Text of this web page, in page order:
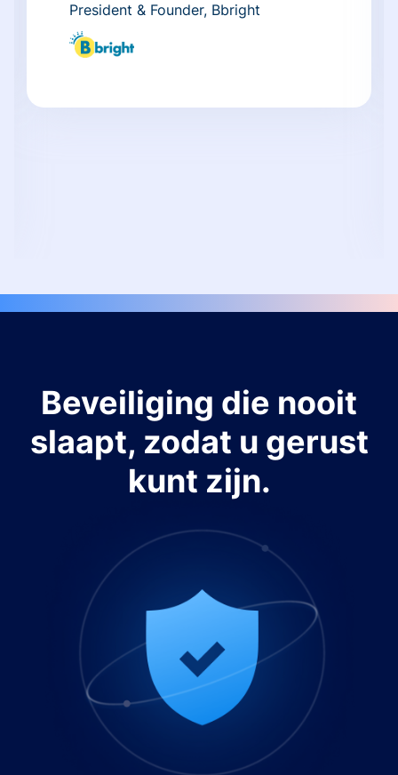
President & Founder, Bbright
Beveiliging die nooit
slaapt, zodat u gerust
kunt zijn.